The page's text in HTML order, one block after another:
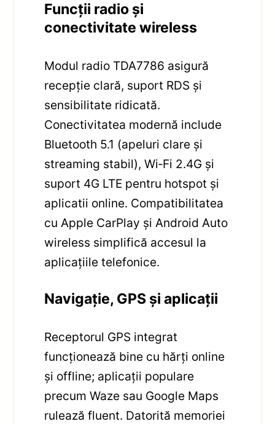
Funcții radio și
conectivitate wireless
Modul radio TDA7786 asigură
recepție clară, suport RDS și
sensibilitate ridicată.
Conectivitatea modernă include
Bluetooth 5.1 (apeluri clare și
streaming stabil), Wi‑Fi 2.4G și
suport 4G LTE pentru hotspot și
aplicatii online. Compatibilitatea
cu Apple CarPlay și Android Auto
wireless simplifică accesul la
aplicațiile telefonice.
Navigație, GPS și aplicații
Receptorul GPS integrat
funcționează bine cu hărți online
și offline; aplicații populare
precum Waze sau Google Maps
rulează fluent. Datorită memoriei